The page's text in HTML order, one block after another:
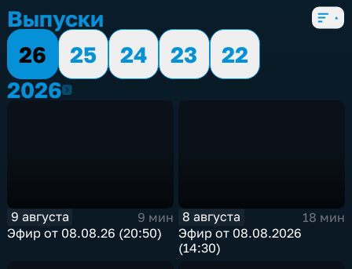
5 сезонов, 2356 выпусков
Выпуски
26
25 24 23
22
20262026
9 августа
9 мин
Эфир от 08.08.26 (20:50)
8 августа
18 мин
Эфир от 08.08.2026
(14:30)